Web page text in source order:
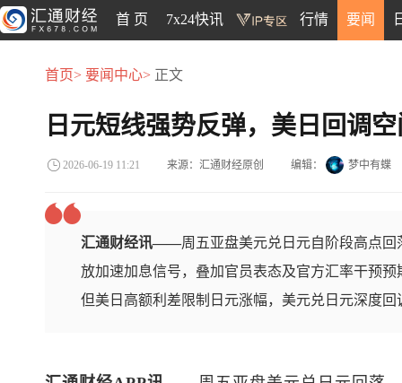
首 页 7x24快讯 行情 要闻
首页> 要闻中心> 正文
日元短线强势反弹，美日回调
2026-06-19 11:21 来源：汇通财经原创 编辑： 梦中有蝶
汇通财经讯——周五亚盘美元兑日元自阶段高点
放加速加息信号，叠加官员表态及官方汇率干预
但美日高额利差限制日元涨幅，美元兑日元深度